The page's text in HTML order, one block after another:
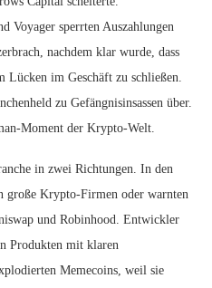
Voyager sperrten Auszahlungen
nachdem klar wurde, dass
Lücken im Geschäft zu schließen.
zu Gefängnisinsassen über.
der Krypto‑Welt.
in zwei Richtungen. In den
große Krypto‑Firmen oder warnten
und Robinhood. Entwickler
Produkten mit klaren
Memecoins, weil sie